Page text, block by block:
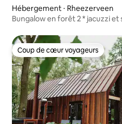
Hébergement ⋅ Rheezerveen
Bungalow en forêt 2 * jacuzzi et
Coup de cœur voyageurs
Coup de cœur voyageurs